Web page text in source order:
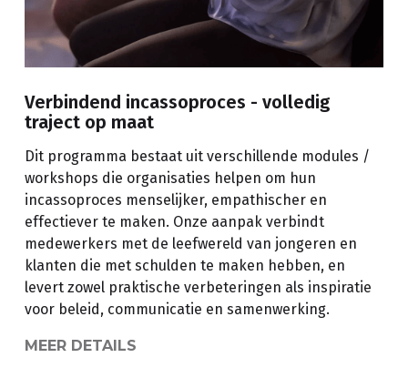
contact
Verbindend incassoproces - volledig
traject op maat
Dit programma bestaat uit verschillende modules /
workshops die organisaties helpen om hun
incassoproces menselijker, empathischer en
effectiever te maken. Onze aanpak verbindt
medewerkers met de leefwereld van jongeren en
klanten die met schulden te maken hebben, en
levert zowel praktische verbeteringen als inspiratie
voor beleid, communicatie en samenwerking.
MEER DETAILS